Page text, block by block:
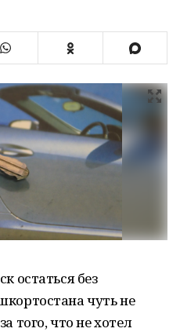
остаться без
чуть не
того, что не хотел